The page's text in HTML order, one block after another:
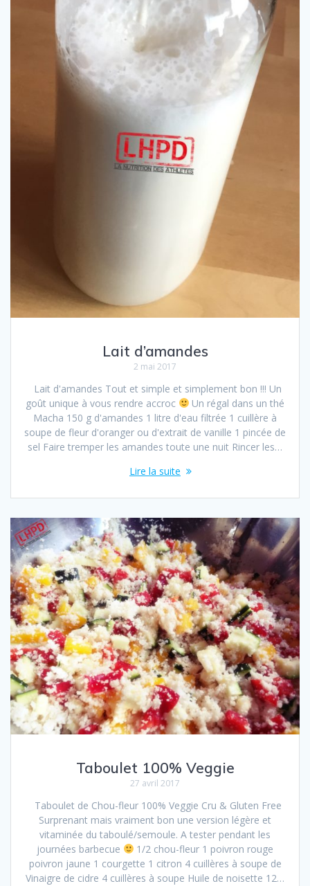
Lait d’amandes
2 mai 2017
Lait d'amandes Tout et simple et simplement bon !!! Un
goût unique à vous rendre accroc
Un régal dans un thé
Macha 150 g d'amandes 1 litre d'eau filtrée 1 cuillère à
soupe de fleur d'oranger ou d'extrait de vanille 1 pincée de
sel Faire tremper les amandes toute une nuit Rincer les…
Lire la suite
Taboulet 100% Veggie
27 avril 2017
Taboulet de Chou-fleur 100% Veggie Cru & Gluten Free
Surprenant mais vraiment bon une version légère et
vitaminée du taboulé/semoule. A tester pendant les
journées barbecue
1/2 chou-fleur 1 poivron rouge
poivron jaune 1 courgette 1 citron 4 cuillères à soupe de
Vinaigre de cidre 4 cuillères à soupe Huile de noisette 12…